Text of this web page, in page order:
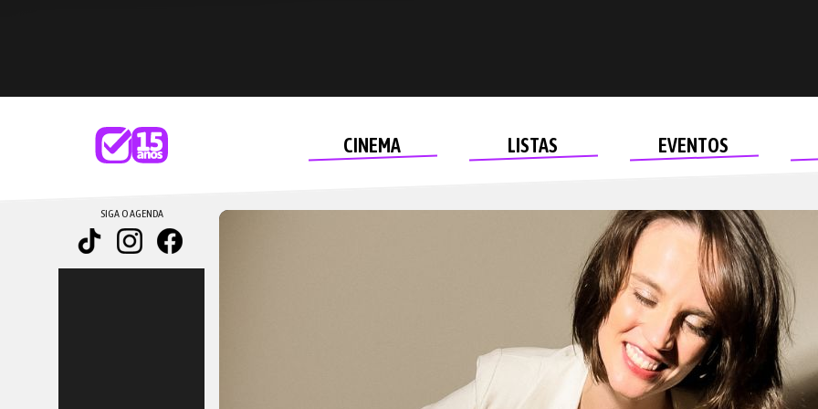
CINEMA LISTAS EVENTOS
SIGA O AGENDA